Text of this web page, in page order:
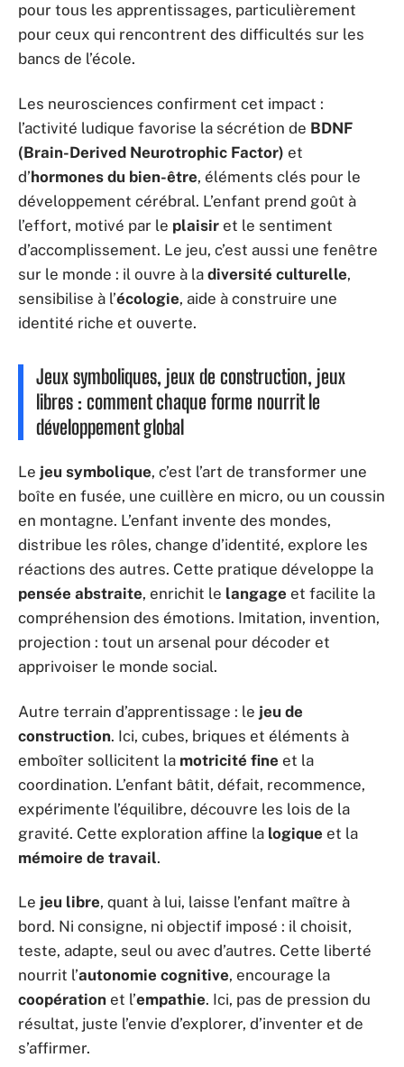
pour tous les apprentissages, particulièrement
pour ceux qui rencontrent des difficultés sur les
bancs de l’école.
Les neurosciences confirment cet impact :
l’activité ludique favorise la sécrétion de BDNF
(Brain-Derived Neurotrophic Factor) et
d’hormones du bien-être, éléments clés pour le
développement cérébral. L’enfant prend goût à
l’effort, motivé par le plaisir et le sentiment
d’accomplissement. Le jeu, c’est aussi une fenêtre
sur le monde : il ouvre à la diversité culturelle,
sensibilise à l’écologie, aide à construire une
identité riche et ouverte.
Jeux symboliques, jeux de construction, jeux
libres : comment chaque forme nourrit le
développement global
Le jeu symbolique, c’est l’art de transformer une
boîte en fusée, une cuillère en micro, ou un coussin
en montagne. L’enfant invente des mondes,
distribue les rôles, change d’identité, explore les
réactions des autres. Cette pratique développe la
pensée abstraite, enrichit le langage et facilite la
compréhension des émotions. Imitation, invention,
projection : tout un arsenal pour décoder et
apprivoiser le monde social.
Autre terrain d’apprentissage : le jeu de
construction. Ici, cubes, briques et éléments à
emboîter sollicitent la motricité fine et la
coordination. L’enfant bâtit, défait, recommence,
expérimente l’équilibre, découvre les lois de la
gravité. Cette exploration affine la logique et la
mémoire de travail.
Le jeu libre, quant à lui, laisse l’enfant maître à
bord. Ni consigne, ni objectif imposé : il choisit,
teste, adapte, seul ou avec d’autres. Cette liberté
nourrit l’autonomie cognitive, encourage la
coopération et l’empathie. Ici, pas de pression du
résultat, juste l’envie d’explorer, d’inventer et de
s’affirmer.